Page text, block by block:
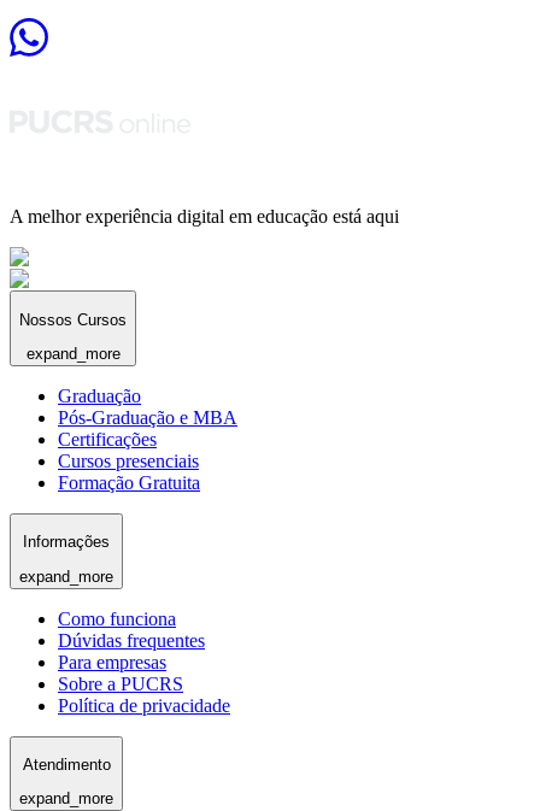
A melhor experiência digital em educação está aqui
Nossos Cursos
expand_more
Graduação
Pós-Graduação e MBA
Certificações
Cursos presenciais
Formação Gratuita
Informações
expand_more
Como funciona
Dúvidas frequentes
Para empresas
Sobre a PUCRS
Política de privacidade
Atendimento
expand_more